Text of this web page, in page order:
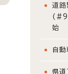
道路
始
自
県